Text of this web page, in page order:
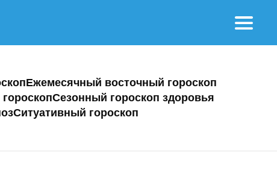
Ежемесячный восточный гороскоп
Сезонный гороскоп здоровья
Ситуативный гороскоп